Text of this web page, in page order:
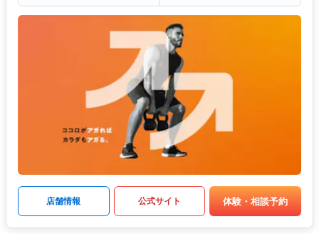
店舗情報 公式サイト 体験・相談予約